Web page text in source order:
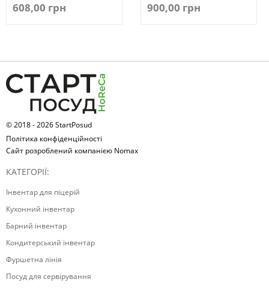
608,00 грн 900,00 грн
© 2018 - 2026 StartPosud
Політика конфіденційності
Сайт розроблений компанією Nomax
КАТЕГОРІЇ:
Інвентар для піцерій
Кухонний інвентар
Барний інвентар
Кондитерський інвентар
Фуршетна лінія
Посуд для сервірування